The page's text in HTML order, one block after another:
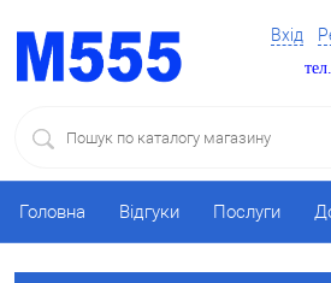
Вхід
Головна Відгуки Послуги